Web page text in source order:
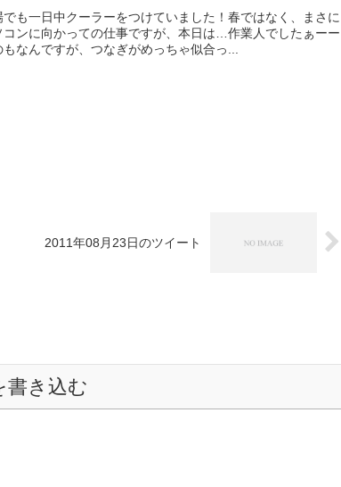
も一日中クーラーをつけていました！春ではなく、まさに
ンに向かっての仕事ですが、本日は…作業人でしたぁーー
なんですが、つなぎがめっちゃ似合っ...
2011年08月23日のツイート
書き込む